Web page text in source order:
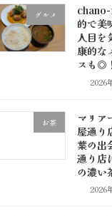
グルメ
的で美
人目を
康的な
スも◎
2026
お茶
マリア
屋通り
葉の出
通り店
の濃い
2026